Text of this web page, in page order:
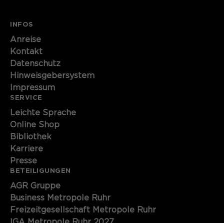
INFOS
Anreise
Kontakt
Datenschutz
Hinweisgebersystem
Impressum
SERVICE
Leichte Sprache
Online Shop
Bibliothek
Karriere
Presse
BETEILIGUNGEN
AGR Gruppe
Business Metropole Ruhr
Freizeitgesellschaft Metropole Ruhr